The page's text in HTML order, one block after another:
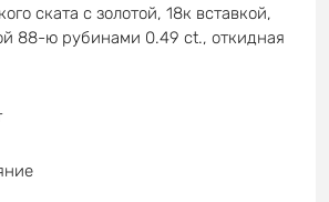
ската с золотой, 18к вставкой,
88-ю рубинами 0.49 ct., откидная